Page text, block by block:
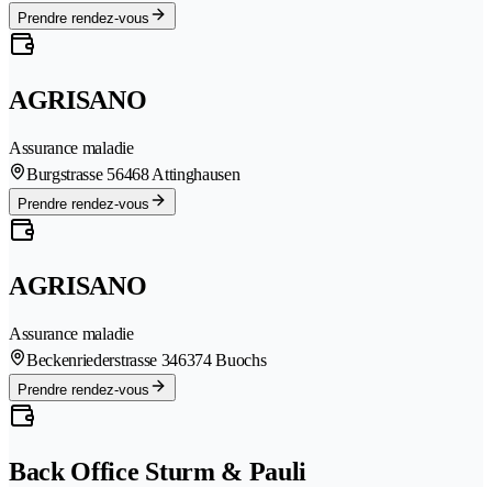
Prendre rendez-vous
AGRISANO
Assurance maladie
Burgstrasse 56468 Attinghausen
Prendre rendez-vous
AGRISANO
Assurance maladie
Beckenriederstrasse 346374 Buochs
Prendre rendez-vous
Back Office Sturm & Pauli